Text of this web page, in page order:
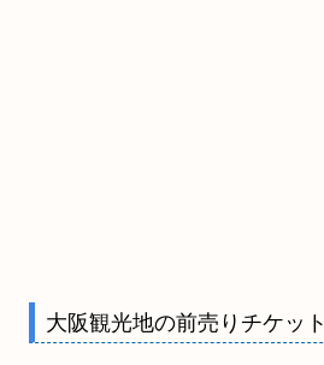
大阪観光地の前売りチケット